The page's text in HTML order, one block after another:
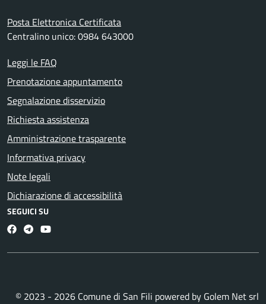
Posta Elettronica Certificata
Centralino unico: 0984 643000
Leggi le FAQ
Prenotazione appuntamento
Segnalazione disservizio
Richiesta assistenza
Amministrazione trasparente
Informativa privacy
Note legali
Dichiarazione di accessibilità
SEGUICI SU
Facebook
TelegramYoutube
© 2023 - 2026 Comune di San Fili powered by Golem Net srl